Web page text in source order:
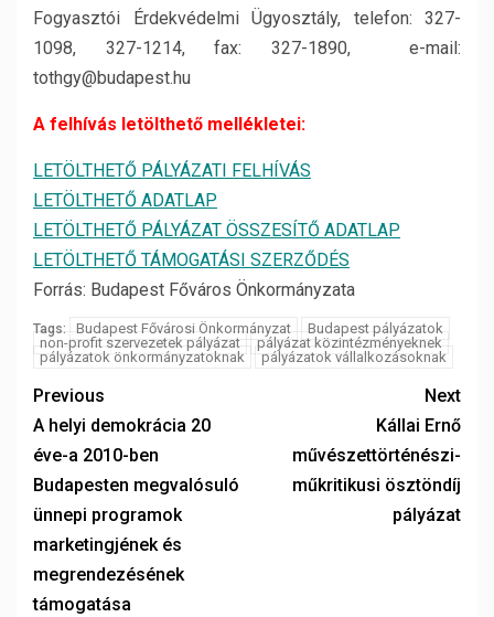
Fogyasztói Érdekvédelmi Ügyosztály, telefon: 327-
1098, 327-1214, fax: 327-1890, e-mail:
tothgy@budapest.hu
A felhívás letölthető mellékletei:
LETÖLTHETŐ PÁLYÁZATI FELHÍVÁS
LETÖLTHETŐ ADATLAP
LETÖLTHETŐ PÁLYÁZAT ÖSSZESÍTŐ ADATLAP
LETÖLTHETŐ TÁMOGATÁSI SZERZŐDÉS
Forrás: Budapest Főváros Önkormányzata
Tags: Budapest Fővárosi Önkormányzat
Budapest pályázatok
non-profit szervezetek pályázat
pályázat közintézményeknek
pályázatok önkormányzatoknak
pályázatok vállalkozásoknak
Previous
A helyi demokrácia 20
éve-a 2010-ben
Budapesten megvalósuló
ünnepi programok
marketingjének és
megrendezésének
támogatása
Next
Kállai Ernő
művészettörténészi-
műkritikusi ösztöndíj
pályázat